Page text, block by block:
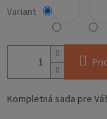
Variant
Kompletná sada pre